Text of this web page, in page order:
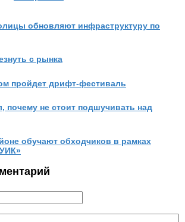
обновляют инфраструктуру по
с рынка
пройдет дрифт-фестиваль
почему не стоит подшучивать над
обучают обходчиков в рамках